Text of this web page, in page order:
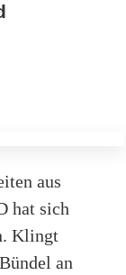
aus
hat sich
Klingt
an